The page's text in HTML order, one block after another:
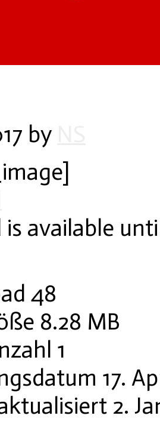
by
available
48
8.28 MB
1
17.
2.